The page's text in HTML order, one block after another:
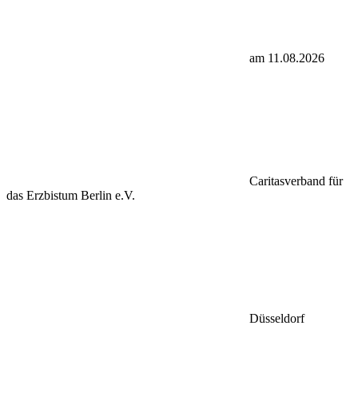
am 11.08.2026
Caritasverband für
das Erzbistum Berlin e.V.
Düsseldorf